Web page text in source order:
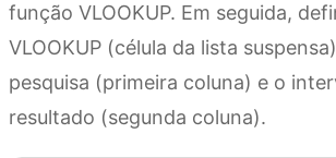
função VLOOKUP. Em seguida,
VLOOKUP (célula da lista
pesquisa (primeira coluna) e o
resultado (segunda coluna).